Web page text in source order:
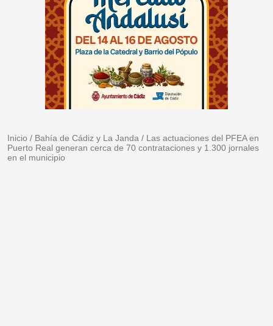
Inicio / Bahía de Cádiz y La Janda / Las actuaciones del PFEA en
Puerto Real generan cerca de 70 contrataciones y 1.300 jornales
en el municipio